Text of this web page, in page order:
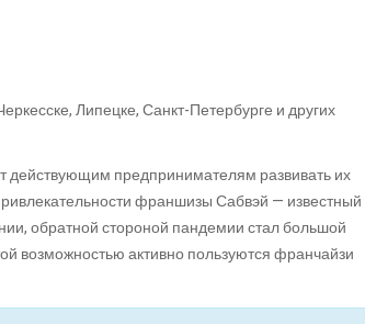
Липецке, Санкт-Петербурге и других
действующим предпринимателям развивать их
франшизы Сабвэй — известный
обратной стороной пандемии стал большой
возможностью активно пользуются франчайзи